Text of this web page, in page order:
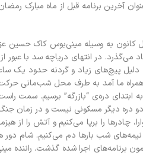
17:30 از مقابل کانون به وسیله مینی‌بوس
ما آمد به طرف محل شب‌مانی حرکت
دره دیگر مسکونی نیست و در زمان جنگ
‌چادرها را برپا می‌کنیم و آتش را
نیمه‌های شب بارها دم می‌کنیم. شام